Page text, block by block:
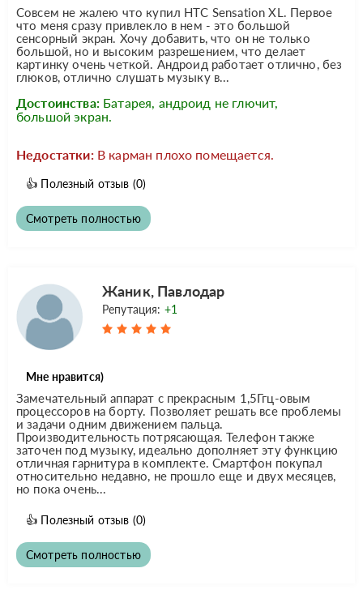
Совсем не жалею что купил HTC Sensation XL. Первое
что меня сразу привлекло в нем - это большой
сенсорный экран. Хочу добавить, что он не только
большой, но и высоким разрешением, что делает
картинку очень четкой. Андроид работает отлично, без
глюков, отлично слушать музыку в...
Достоинства: Батарея, андроид не глючит,
большой экран.
Недостатки: В карман плохо помещается.
👍 Полезный отзыв (0)
Смотреть полностью
Жаник, Павлодар
Репутация: +1
Мне нравится)
Замечательный аппарат с прекрасным 1,5Ггц-овым
процессоров на борту. Позволяет решать все проблемы
и задачи одним движением пальца.
Производительность потрясающая. Телефон также
заточен под музыку, идеально дополняет эту функцию
отличная гарнитура в комплекте. Смартфон покупал
относительно недавно, не прошло еще и двух месяцев,
но пока очень...
👍 Полезный отзыв (0)
Смотреть полностью